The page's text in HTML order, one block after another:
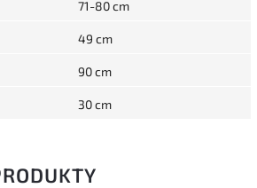
71-80 cm
49 cm
90 cm
30 cm